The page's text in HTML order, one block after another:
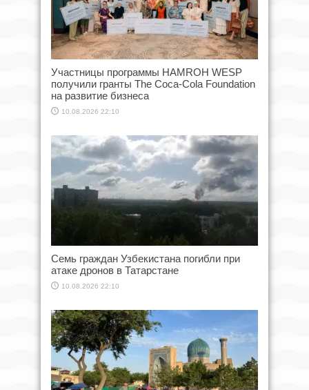
Участницы программы HAMROH WESP
получили гранты The Coca-Cola Foundation
на развитие бизнеса
10.08.2026 22:10
Семь граждан Узбекистана погибли при
атаке дронов в Татарстане
10.08.2026 22:10